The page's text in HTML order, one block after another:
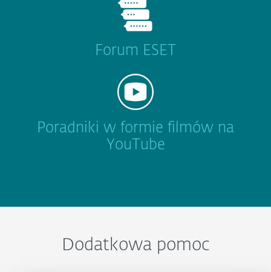
Forum ESET
Poradniki w formie filmów na
YouTube
Dodatkowa pomoc